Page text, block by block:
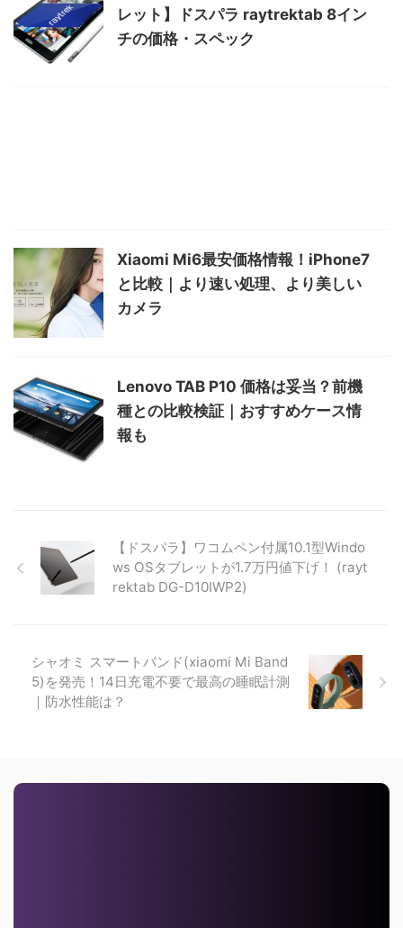
レット】ドスパラ raytrektab 8イン
チの価格・スペック
Xiaomi Mi6最安価格情報！iPhone7
と比較｜より速い処理、より美しい
カメラ
Lenovo TAB P10 価格は妥当？前機
種との比較検証｜おすすめケース情
報も
【ドスパラ】ワコムペン付属10.1型Windo
ws OSタブレットが1.7万円値下げ！ (rayt
rektab DG-D10IWP2)
シャオミ スマートバンド(xiaomi Mi Band
5)を発売！14日充電不要で最高の睡眠計測
｜防水性能は？